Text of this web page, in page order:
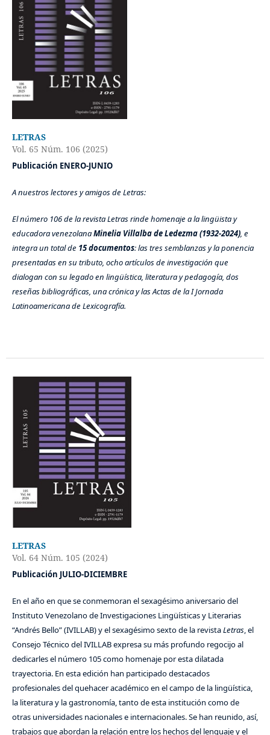
LETRAS
Vol. 65 Núm. 106 (2025)
Publicación ENERO-JUNIO
A nuestros lectores y amigos de Letras:
El número 106 de la revista Letras rinde homenaje a la lingüista y
educadora venezolanaMinelia Villalba de Ledezma (1932-2024), e
integra un total de 15 documentos: las tres semblanzas y la ponencia
presentadas en su tributo, ocho artículos de investigación que
dialogan con su legado en lingüística, literatura y pedagogía, dos
reseñas bibliográficas, una crónica y las Actas de la I Jornada
Latinoamericana de Lexicografía.
LETRAS
Vol. 64 Núm. 105 (2024)
Publicación JULIO-DICIEMBRE
En el año en que se conmemoran el sexagésimo aniversario del
Instituto Venezolano de Investigaciones Lingüísticas y Literarias
“Andrés Bello” (IVILLAB) y el sexagésimo sexto de la revistaLetras, el
Consejo Técnico del IVILLAB expresa su más profundo regocijo al
dedicarles el número 105 como homenaje por esta dilatada
trayectoria. En esta edición han participado destacados
profesionales del quehacer académico en el campo de la lingüística,
la literatura y la gastronomía, tanto de esta institución como de
otras universidades nacionales e internacionales. Se han reunido, así,
trabajos que abordan la relación entre los hechos del lenguaje y el